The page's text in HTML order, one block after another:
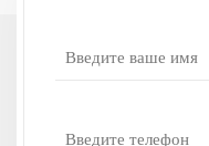
У вас